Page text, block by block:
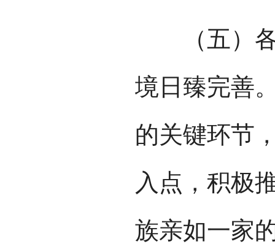
（五）各
境日臻完善
的关键环节
入点，积极
族亲如一家